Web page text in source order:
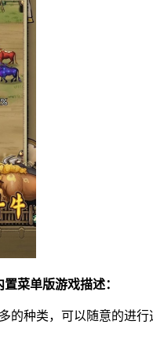
菜单版游戏描述：
的种类，可以随意的进行